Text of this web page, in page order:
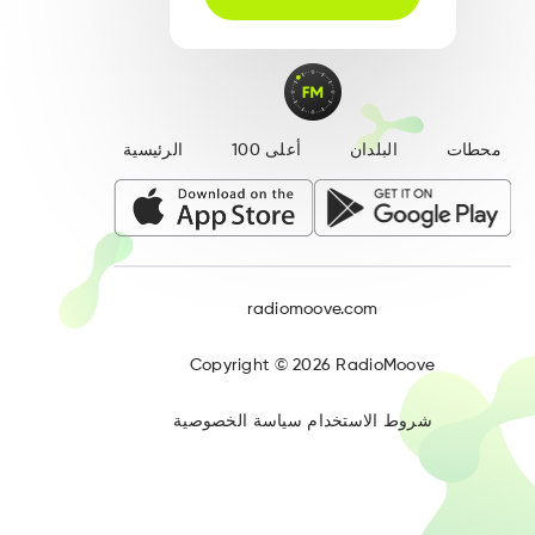
الرئيسية أعلى 100 البلدان محطات
radiomoove.com
Copyright ©2026 RadioMoove
شروط الاستخدام سياسة الخصوصية